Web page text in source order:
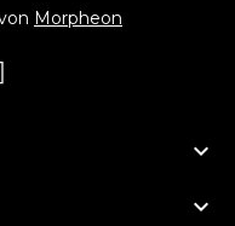
Morpheon

